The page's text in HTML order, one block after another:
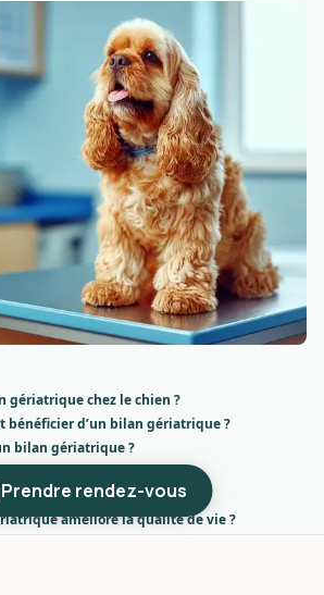
Prendre rendez-vous
gériatrique chez le chien ?
bénéficier d’un bilan gériatrique ?
bilan gériatrique ?
être dépistées ?
améliore la qualité de vie ?